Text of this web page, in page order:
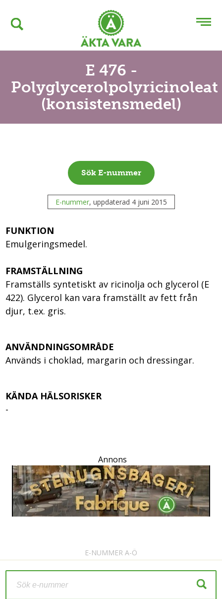
E 476 -
Polyglycerolpolyricinoleat
(konsistensmedel)
Sök E-nummer
E-nummer, uppdaterad 4 juni 2015
FUNKTION
Emulgeringsmedel.
FRAMSTÄLLNING
Framställs syntetiskt av ricinolja och glycerol (E
422). Glycerol kan vara framställt av fett från
djur, t.ex. gris.
ANVÄNDNINGSOMRÅDE
Används i choklad, margarin och dressingar.
KÄNDA HÄLSORISKER
-
Annons
E-NUMMER A-Ö